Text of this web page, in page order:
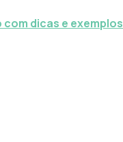
dicas e exemplos